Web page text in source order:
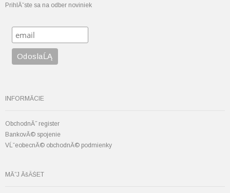
PrihlĂˇste sa na odber noviniek
INFORMĂCIE
ObchodnĂ˝ register
BankovĂ© spojenie
VĹˇeobecnĂ© obchodnĂ© podmienky
MĂ”J ĂšÄŚET